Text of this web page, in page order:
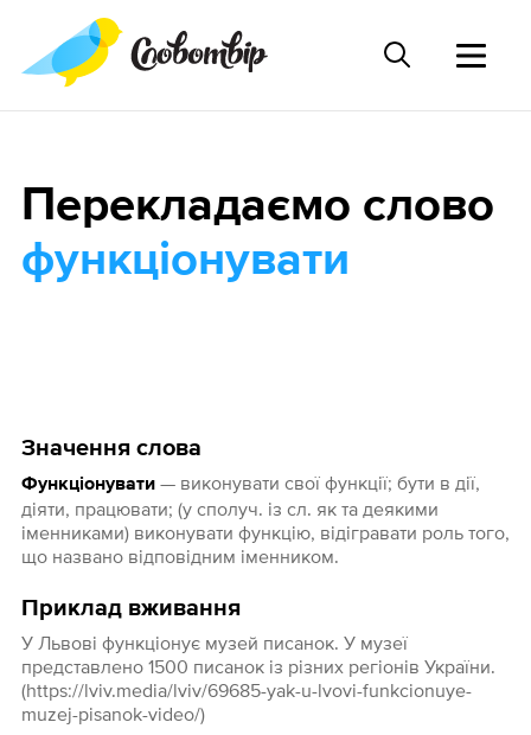
Значення слова
Функціонувати— виконувати свої функції; бути в дії,
діяти, працювати; (у сполуч. із сл. як та деякими
іменниками) виконувати функцію, відігравати роль того,
що названо відповідним іменником.
Приклад вживання
У Львові функціонує музей писанок. У музеї
представлено 1500 писанок із різних регіонів України.
(https://lviv.media/lviv/69685-yak-u-lvovi-funkcionuye-
muzej-pisanok-video/)
Перекладаємо слово
функціонувати